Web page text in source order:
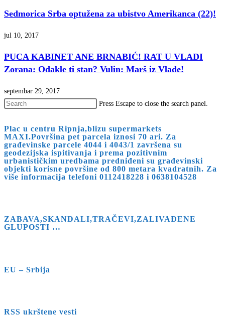
Sedmorica Srba optužena za ubistvo Amerikanca (22)!
jul 10, 2017
PUCA KABINET ANE BRNABIĆ! RAT U VLADI
Zorana: Odakle ti stan? Vulin: Marš iz Vlade!
septembar 29, 2017
Press Escape to close the search panel.
Plac u centru Ripnja,blizu supermarkets
MAXI.Površina pet parcela iznosi 70 ari. Za
građevinske parcele 4044 i 4043/1 završena su
geodezijska ispitivanja i prema pozitivnim
urbanističkim uredbama predniđeni su građevinski
objekti korisne površine od 800 metara kvadratnih. Za
više informacija telefoni 0112418228 i 0638104528
ZABAVA,SKANDALI,TRAČEVI,ZALIVAĐENE
GLUPOSTI …
EU – Srbija
RSS ukrštene vesti